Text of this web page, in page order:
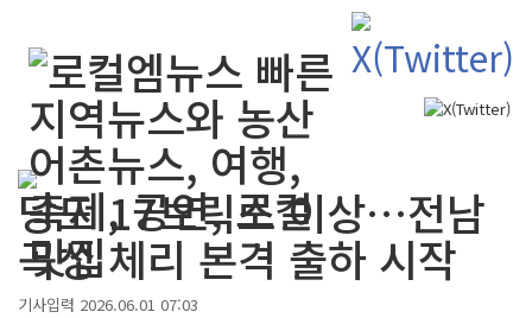
당도 17브릭스 이상…전남
곡성 체리 본격 출하 시작
기사입력 2026.06.01 07:03